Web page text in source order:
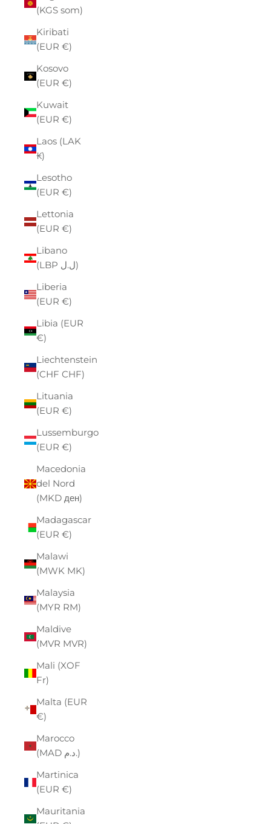
(KGS som)
Kiribati
(EUR €)
Kosovo
(EUR €)
Kuwait
(EUR €)
Laos (LAK
₭)
Lesotho
(EUR €)
Lettonia
(EUR €)
Libano
(LBP ل.ل)
Liberia
(EUR €)
Libia (EUR
€)
Liechtenstein
(CHF CHF)
Lituania
(EUR €)
Lussemburgo
(EUR €)
Macedonia
del Nord
(MKD ден)
Madagascar
(EUR €)
Malawi
(MWK MK)
Malaysia
(MYR RM)
Maldive
(MVR MVR)
Mali (XOF
Fr)
Malta (EUR
€)
Marocco
(MAD د.م.)
Martinica
(EUR €)
Mauritania